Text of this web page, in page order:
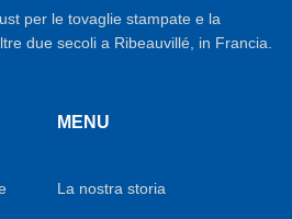
per le tovaglie stampate e la
due secoli a Ribeauvillé, in Francia.
MENU
La nostra storia